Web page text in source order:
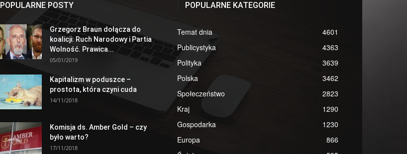
POPULARNE POSTY
Grzegorz Braun dołącza do
koalicji: Ruch Narodowy i Partia
Wolność. Prawica...
05/01/2019
Kapitalizm w poduszce –
prostota, która czyni cuda
14/11/2018
Komisja ds. Amber Gold – czy
było warto?
17/11/2018
POPULARNE KATEGORIE
Temat dnia
4601
Publicystyka
4363
Polityka
3639
Polska
3462
Społeczeństwo
2823
Kraj
1290
Gospodarka
1230
Europa
866